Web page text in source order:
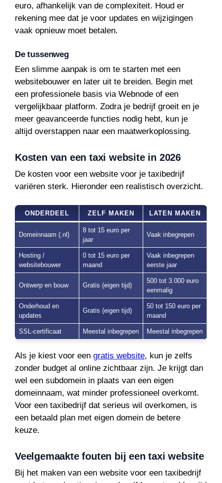
euro, afhankelijk van de complexiteit. Houd er
rekening mee dat je voor updates en wijzigingen
vaak opnieuw moet betalen.
De tussenweg
Een slimme aanpak is om te starten met een
websitebouwer en later uit te breiden. Begin met
een professionele basis via Webnode of een
vergelijkbaar platform. Zodra je bedrijf groeit en je
meer geavanceerde functies nodig hebt, kun je
altijd overstappen naar een maatwerkoplossing.
Kosten van een taxi website in 2026
De kosten voor een website voor je taxibedrijf
variëren sterk. Hieronder een realistisch overzicht.
ONDERDEEL ZELF MAKEN LATEN MAKEN
Domeinnaam (.nl)
8 tot 15 euro per
jaar
Vaak inbegrepen
Hosting /
websitebouwer
0 tot 15 euro per
maand
Vaak inbegrepen
eerste jaar
Ontwerp en bouw Gratis (eigen tijd)
500 tot 3.000 euro
eenmalig
Onderhoud en
updates
Gratis (eigen tijd)
50 tot 150 euro per
maand
SSL-certificaat Meestal inbegrepen Meestal inbegrepen
Als je kiest voor een gratis website, kun je zelfs
zonder budget al online zichtbaar zijn. Je krijgt dan
wel een subdomein in plaats van een eigen
domeinnaam, wat minder professioneel overkomt.
Voor een taxibedrijf dat serieus wil overkomen, is
een betaald plan met eigen domein de betere
keuze.
Veelgemaakte fouten bij een taxi website
Bij het maken van een website voor een taxibedrijf